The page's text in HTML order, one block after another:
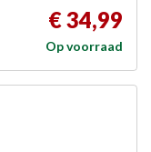
€ 34,99
Op voorraad